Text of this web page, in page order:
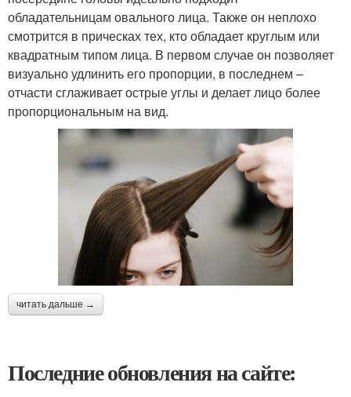
обладательницам овального лица. Также он неплохо
смотрится в прическах тех, кто обладает круглым или
квадратным типом лица. В первом случае он позволяет
визуально удлинить его пропорции, в последнем –
отчасти сглаживает острые углы и делает лицо более
пропорциональным на вид.
читать дальше →
Последние обновления на сайте: